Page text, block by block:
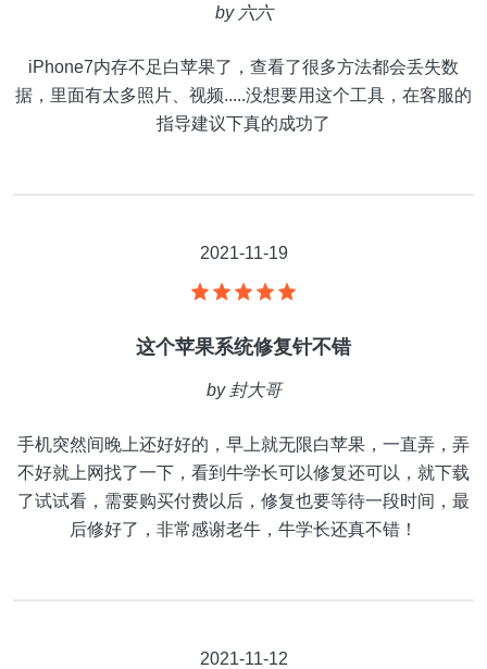
by 六六
iPhone7内存不足白苹果了，查看了很多方法都会丢失数
据，里面有太多照片、视频.....没想要用这个工具，在客服的
指导建议下真的成功了
2021-11-19
这个苹果系统修复针不错
by 封大哥
手机突然间晚上还好好的，早上就无限白苹果，一直弄，弄
不好就上网找了一下，看到牛学长可以修复还可以，就下载
了试试看，需要购买付费以后，修复也要等待一段时间，最
后修好了，非常感谢老牛，牛学长还真不错！
2021-11-12